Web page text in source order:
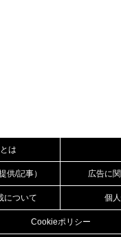
は
供/記事） 広告に
について 個
Cookieポリシー